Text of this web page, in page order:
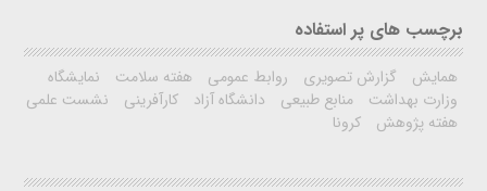
برچسب های پر استفاده
همایش گزارش تصویری روابط عمومی هفته سلامت
نمایشگاه
وزارت بهداشت
منابع طبیعی دانشگاه آزاد کارآفرینی
نشست علمی
هفته پژوهش
کرونا